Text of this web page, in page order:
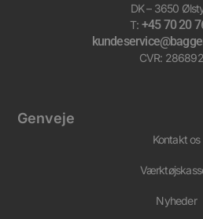
DK – 3650
T: +45 70 20
CVR:
Genveje
Kontakt os
Nyheder